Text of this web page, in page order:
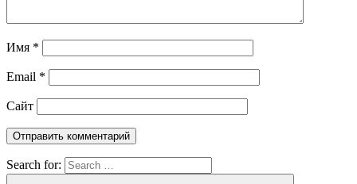
Имя *
Email *
Сайт
Search for: